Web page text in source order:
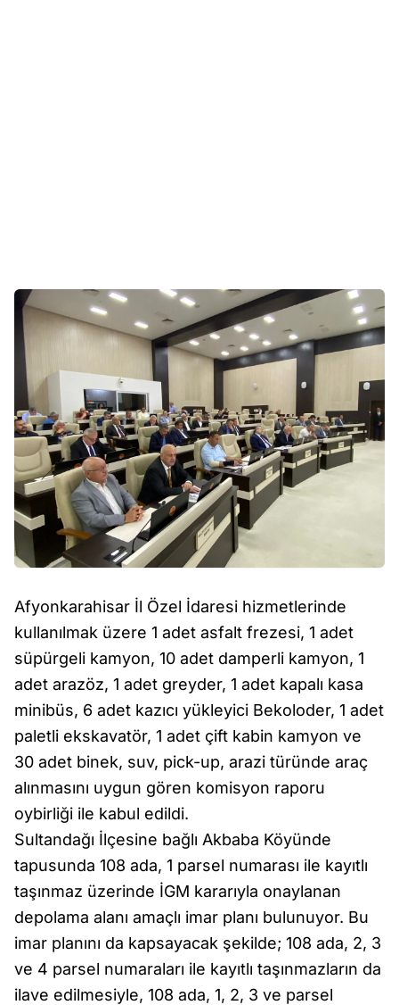
Afyonkarahisar İl Özel İdaresi hizmetlerinde
kullanılmak üzere 1 adet asfalt frezesi, 1 adet
süpürgeli kamyon, 10 adet damperli kamyon, 1
adet arazöz, 1 adet greyder, 1 adet kapalı kasa
minibüs, 6 adet kazıcı yükleyici Bekoloder, 1 adet
paletli ekskavatör, 1 adet çift kabin kamyon ve
30 adet binek, suv, pick-up, arazi türünde araç
alınmasını uygun gören komisyon raporu
oybirliği ile kabul edildi.
Sultandağı İlçesine bağlı Akbaba Köyünde
tapusunda 108 ada, 1 parsel numarası ile kayıtlı
taşınmaz üzerinde İGM kararıyla onaylanan
depolama alanı amaçlı imar planı bulunuyor. Bu
imar planını da kapsayacak şekilde; 108 ada, 2, 3
ve 4 parsel numaraları ile kayıtlı taşınmazların da
ilave edilmesiyle, 108 ada, 1, 2, 3 ve parsel